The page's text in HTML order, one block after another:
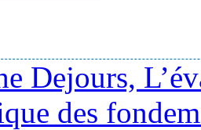
Dejours,
des